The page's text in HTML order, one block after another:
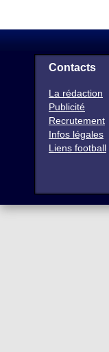
Contacts
La rédaction
Publicité
Recrutement
Infos légales
Liens football